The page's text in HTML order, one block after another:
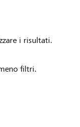
i risultati.
filtri.